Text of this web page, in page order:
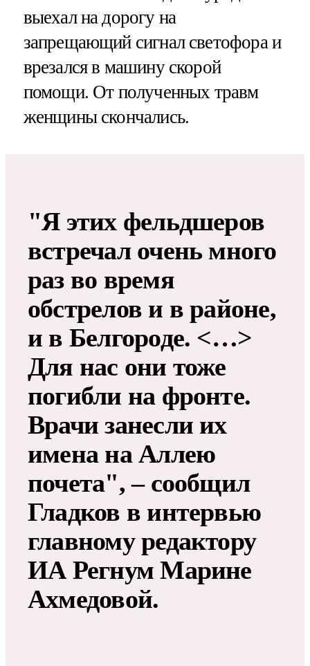
выехал на дорогу на
запрещающий сигнал светофора и
врезался в машину скорой
помощи. От полученных травм
женщины скончались.
"Я этих фельдшеров
встречал очень много
раз во время
обстрелов и в районе,
и в Белгороде. <…>
Для нас они тоже
погибли на фронте.
Врачи занесли их
имена на Аллею
почета", – сообщил
Гладков в интервью
главному редактору
ИА Регнум Марине
Ахмедовой.